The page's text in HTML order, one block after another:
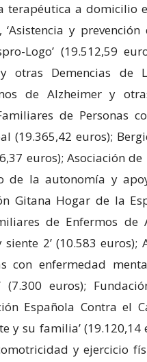
terapéutica a domicilio
‘Asistencia y
Logo’ (19.512,59
otras Demencias de
de Alzheimer y
de Personas
(19.365,42 euros);
euros); Asociación
de la autonomía y
Gitana Hogar de la
de Enfermos de
siente 2’ (10.583
enfermedad
(7.300 euros);
Española Contra el
y su familia’
y ejercicio